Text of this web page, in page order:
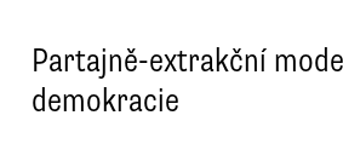
Partajně-extrakční
demokracie